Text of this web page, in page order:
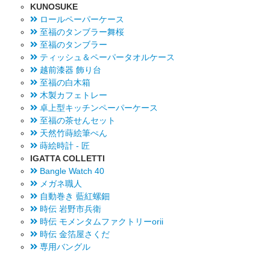
KUNOSUKE
ロールペーパーケース
至福のタンブラー舞桜
至福のタンブラー
ティッシュ＆ペーパータオルケース
越前漆器 飾り台
至福の白木箱
木製カフェトレー
卓上型キッチンペーパーケース
至福の茶せんセット
天然竹蒔絵筆ぺん
蒔絵時計 - 匠
IGATTA COLLETTI
Bangle Watch 40
メガネ職人
自動巻き 藍紅螺鈿
時伝 岩野市兵衛
時伝 モメンタムファクトリーorii
時伝 金箔屋さくだ
専用バングル